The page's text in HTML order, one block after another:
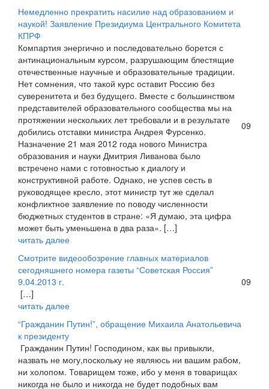
Немедленно прекратить насилие над образованием и
наукой! Заявление Президиума Центрального Комитета
КПРФ
09
Компартия энергично и последовательно борется с
антинациональным курсом, разрушающим блестящие
отечественные научные и образовательные традиции.
Нет сомнения, что такой курс оставит Россию без
суверенитета и без будущего. Вместе с большинством
представителей образовательного сообщества мы на
протяжении нескольких лет требовали и в результате
добились отставки министра Андрея Фурсенко.
Назначение 21 мая 2012 года нового Министра
образования и науки Дмитрия Ливанова было
встречено нами с готовностью к диалогу и
конструктивной работе. Однако, не успев сесть в
руководящее кресло, этот министр тут же сделал
конфликтное заявление по поводу численности
бюджетных студентов в стране: «Я думаю, эта цифра
может быть уменьшена в два раза». […]
читать далее
Смотрите видеообозрение главных материалов
сегодняшнего номера газеты “Советская Россия”
9.04.2013 г.
09
[…]
читать далее
“Гражданин Путин!”, обращение Михаила Анатольевича
к президенту
Гражданин Путин! Господином, как вы привыкли,
назвать не могу,поскольку не являюсь ни вашим рабом,
ни холопом. Товарищем тоже, ибо у меня в товарищах
никогда не было и никогда не будет подобных вам